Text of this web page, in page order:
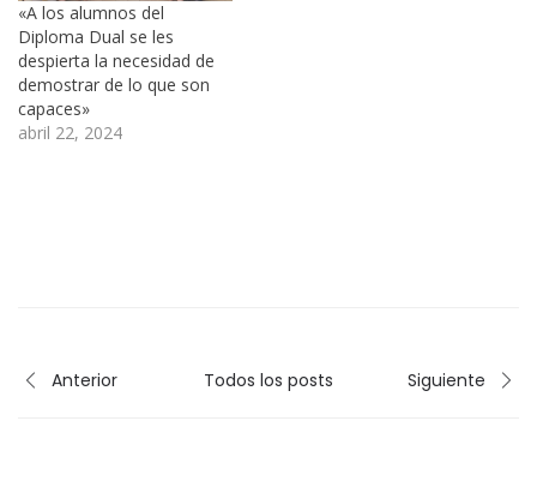
«A los alumnos del
Diploma Dual se les
despierta la necesidad de
demostrar de lo que son
capaces»
abril 22, 2024
Anterior Todos los posts Siguiente